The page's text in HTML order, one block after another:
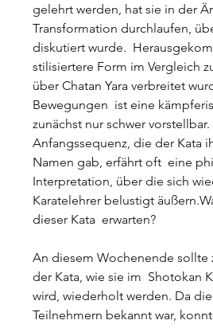
gelehrt werden, hat sie in der
Transformation durchlaufen,
diskutiert wurde.
stilisiertere Form im Vergleich
über Chatan Yara verbreitet
Bewegungen  ist eine
zunächst nur schwer vorstellbar.
Anfangssequenz, die der Kata
Namen gab, erfährt oft  eine
Interpretation, über die sich
Karatelehrer belustigt
dieser Kata  erwarten?
An diesem Wochenende sollte
der Kata, wie sie im  Shotokan
wird, wiederholt werden. Da
Teilnehmern bekannt war,